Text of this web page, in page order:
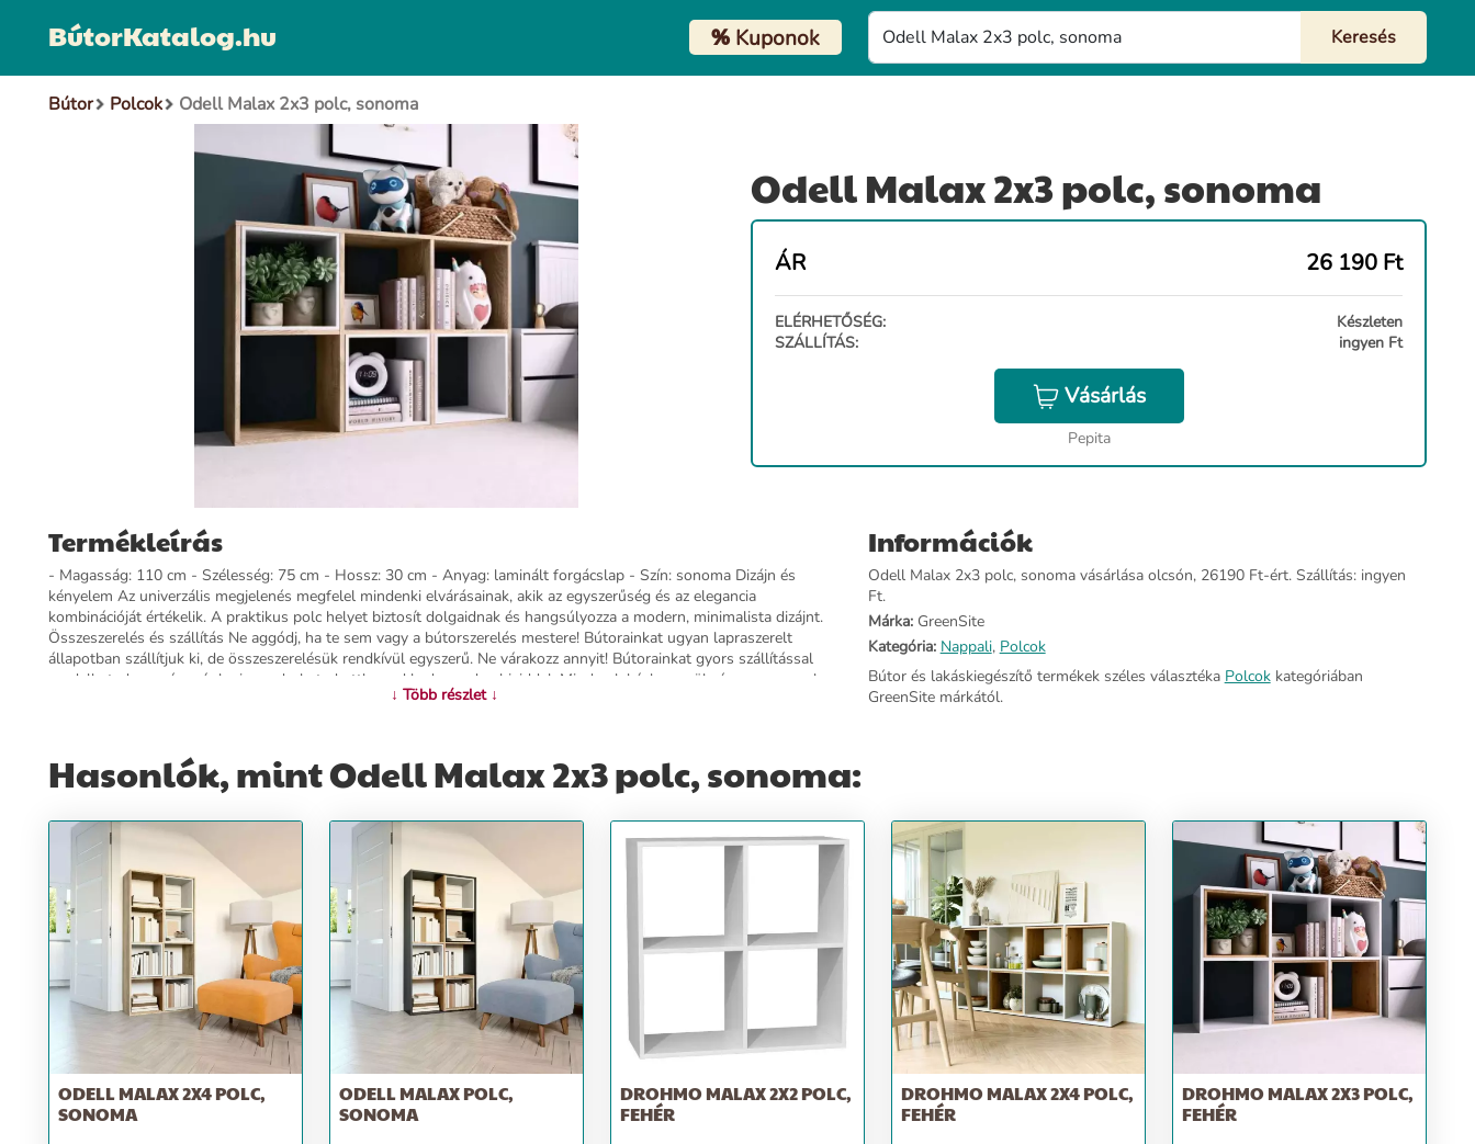
BútorKatalog.hu %Kuponok
Bútor Polcok Odell Malax 2x3 polc, sonoma
Odell Malax 2x3 polc, sonoma
ÁR 26 190 Ft
ELÉRHETŐSÉG:
Készleten
SZÁLLÍTÁS:
ingyen Ft
Vásárlás
Pepita
Termékleírás
- Magasság: 110 cm - Szélesség: 75 cm - Hossz: 30 cm - Anyag: laminált forgácslap - Szín: sonoma Dizájn és
kényelem Az univerzális megjelenés megfelel mindenki elvárásainak, akik az egyszerűség és az elegancia
kombinációját értékelik. A praktikus polc helyet biztosít dolgaidnak és hangsúlyozza a modern, minimalista dizájnt.
Összeszerelés és szállítás Ne aggódj, ha te sem vagy a bútorszerelés mestere! Bútorainkat ugyan lapraszerelt
állapotban szállítjuk ki, de összeszerelésük rendkívül egyszerű. Ne várakozz annyit! Bútorainkat gyors szállítással
rendelheted meg és már be is rendezheted otthonod kedvenc darabjaiddal. Minden lakásban szükség van egy polcos
szekrényre, melynek segítségével hatékonyan tudsz rendet tartani. A kedvenc könyveidnek, a dekorációs elemeknek
Anyag: laminált forgácslap - Szín: sonoma Csomag tartalma: - Bútorlapok - Összeszereléshez szükséges csavarok -
↓ Több részlet ↓
Információk
Odell Malax 2x3 polc, sonoma vásárlása olcsón, 26190 Ft-ért. Szállítás: ingyen
Ft.
Márka:GreenSite
Kategória: Nappali, Polcok
Bútor és lakáskiegészítő termékek széles választéka Polcokkategóriában
GreenSite márkától.
Hasonlók, mint Odell Malax 2x3 polc, sonoma:
ODELL MALAX 2X4 POLC,
SONOMA
ODELL MALAX POLC,
SONOMA
DROHMO MALAX 2X2 POLC,
FEHÉR
DROHMO MALAX 2X4 POLC,
FEHÉR
DROHMO MALAX 2X3 POLC,
FEHÉR